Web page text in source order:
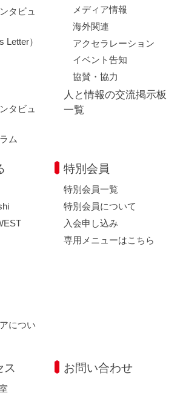
タビュ
Letter）
タビュ
ム
メディア情報
海外関連
アクセラレーション
イベント告知
協賛・協力
人と情報の交流掲示板
一覧
につい
特別会員
特別会員一覧
特別会員について
入会申し込み
専用メニューはこちら
ス お問い合わせ